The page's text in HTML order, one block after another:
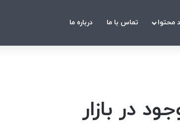
محتوا تماس با ما درباره ما
در بازار